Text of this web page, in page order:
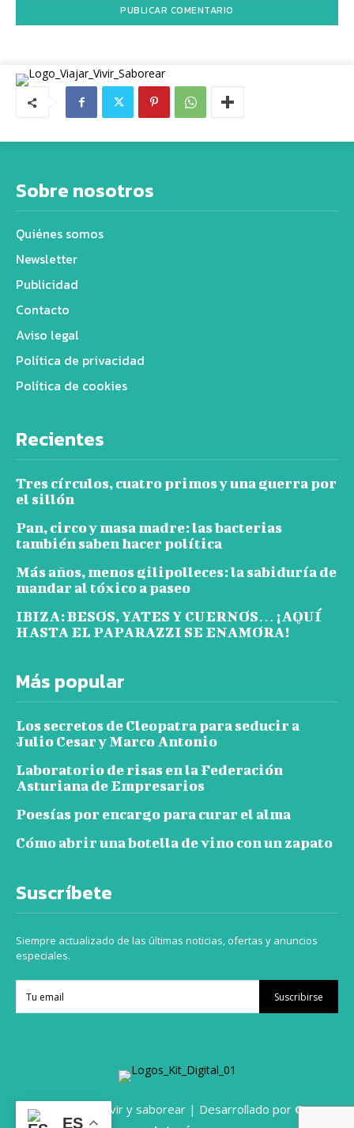
Sobre nosotros
Quiénes somos
Newsletter
Publicidad
Contacto
Aviso legal
Política de privacidad
Política de cookies
Recientes
Tres círculos, cuatro primos y una guerra por
el sillón
Pan, circo y masa madre: las bacterias
también saben hacer política
Más años, menos gilipolleces: la sabiduría de
mandar al tóxico a paseo
IBIZA: BESOS, YATES Y CUERNOS… ¡AQUÍ
HASTA EL PAPARAZZI SE ENAMORA!
Más popular
Los secretos de Cleopatra para seducir a
Julio Cesar y Marco Antonio
Laboratorio de risas en la Federación
Asturiana de Empresarios
Poesías por encargo para curar el alma
Cómo abrir una botella de vino con un zapato
Suscríbete
Siempre actualizado de las últimas noticias, ofertas y anuncios
especiales.
Suscribirse
© 2024 Viajar vivir y saborear | Desarrollado por Grupo
ES